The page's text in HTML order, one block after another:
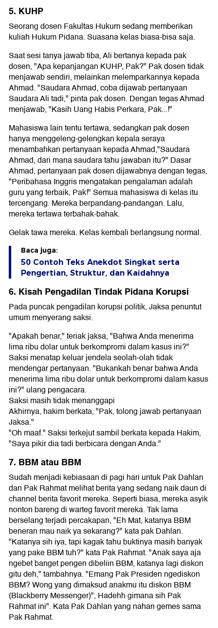
5. KUHP
Seorang dosen Fakultas Hukum sedang memberikan
kuliah Hukum Pidana. Suasana kelas biasa-bisa saja.
Saat sesi tanya jawab tiba, Ali bertanya kepada pak
dosen, "Apa kepanjangan KUHP, Pak?" Pak dosen tidak
menjawab sendiri, melainkan melemparkannya kepada
Ahmad. "Saudara Ahmad, coba dijawab pertanyaan
Saudara Ali tadi," pinta pak dosen. Dengan tegas Ahmad
menjawab, "Kasih Uang Habis Perkara, Pak...!"
Mahasiswa lain tentu tertawa, sedangkan pak dosen
hanya menggeleng-gelengkan kepala seraya
menambahkan pertanyaan kepada Ahmad,"Saudara
Ahmad, dari mana saudara tahu jawaban itu?" Dasar
Ahmad, pertanyaan pak dosen dijawabnya dengan tegas,
"Peribahasa Inggris mengatakan pengalaman adalah
guru yang terbaik, Pak!" Semua mahasiswa di kelas itu
tercengang. Mereka berpandang-pandangan. Lalu,
mereka tertawa terbahak-bahak.
Gelak tawa mereka. Kelas kembali berlangsung normal.
Baca juga:
50 Contoh Teks Anekdot Singkat serta
Pengertian, Struktur, dan Kaidahnya
6. Kisah Pengadilan Tindak Pidana Korupsi
Pada puncak pengadilan korupsi politik, Jaksa penuntut
umum menyerang saksi.
"Apakah benar," teriak jaksa, "Bahwa Anda menerima
lima ribu dolar untuk berkompromi dalam kasus ini?"
Saksi menatap keluar jendela seolah-olah tidak
mendengar pertanyaan. "Bukankah benar bahwa Anda
menerima lima ribu dolar untuk berkompromi dalam kasus
ini?" ulang pengacara.
Saksi masih tidak menanggapi
Akhirnya, hakim berkata, "Pak, tolong jawab pertanyaan
Jaksa."
"Oh maaf." Saksi terkejut sambil berkata kepada Hakim,
"Saya pikir dia tadi berbicara dengan Anda."
7. BBM atau BBM
Sudah menjadi kebiasaan di pagi hari untuk Pak Dahlan
dan Pak Rahmat melihat berita yang sedang naik daun di
channel berita favorit mereka. Seperti biasa, mereka asyik
nonton bareng di warteg favorit mereka. Tak lama
berselang terjadi percakapan, "Eh Mat, katanya BBM
beneran mau naik ya sekarang?" kata pak Dahlan.
"Katanya sih iya, tapi kagak tahu buktinya masih banyak
yang pake BBM tuh?" kata Pak Rahmat. "Anak saya aja
ngebet banget pengen dibeliin BBM, katanya lagi diskon
gitu deh," tambahnya. "Emang Pak Presiden ngediskon
BBM? Wong yang dimaksud anakmu itu diskon BBM
(Blackberry Messenger)", Hadehh gimana sih Pak
Rahmat ini". Kata Pak Dahlan yang nahan gemes sama
Pak Rahmat.